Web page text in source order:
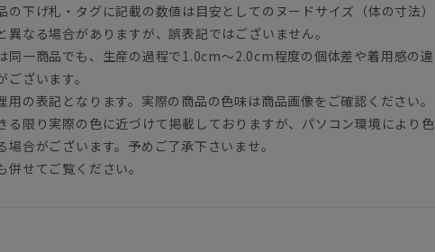
下げ札・タグに記載の数値は目安としてのヌードサイズ（体の寸法）
異なる場合がありますが、誤表記ではございません。
同一商品でも、生産の過程で1.0cm～2.0cm程度の個体差や着用感の違
ざいます。
の表記となります。実際の商品の色味は商品画像をご確認ください。
る限り実際の色に近づけて掲載しておりますが、パソコン環境により色
場合がございます。予めご了承下さいませ。
併せてご覧ください。